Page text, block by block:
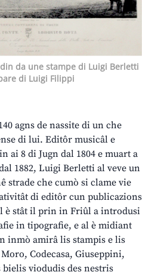
da une stampe di Luigi Berletti
di Luigi Filippi
agns de nassite di un che
di lui. Editôr musicâl e
ai 8 di Jugn dal 1804 e muart a
1882, Luigi Berletti al veve un
strade che cumò si clame vie
di editôr cun publicazions
è stât il prin in Friûl a introdusi
in tipografie, e al è midiant
inmò amirâ lis stampis e lis
Codecasa, Giuseppini,
viodudis des nestris